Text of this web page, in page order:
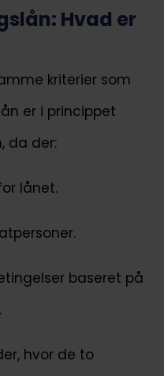
Hvad er
kriterier som
er i princippet
da der:
lånet.
baseret på
hvor de to